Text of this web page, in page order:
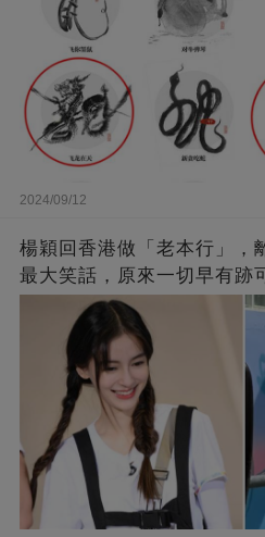
2024/09/12
楊穎回香港做「老本行」，
最大笑話，原來一切早有跡